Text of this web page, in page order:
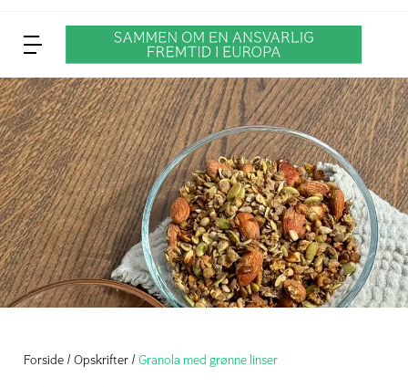
Forside Opskrifter Granola med grønne linser